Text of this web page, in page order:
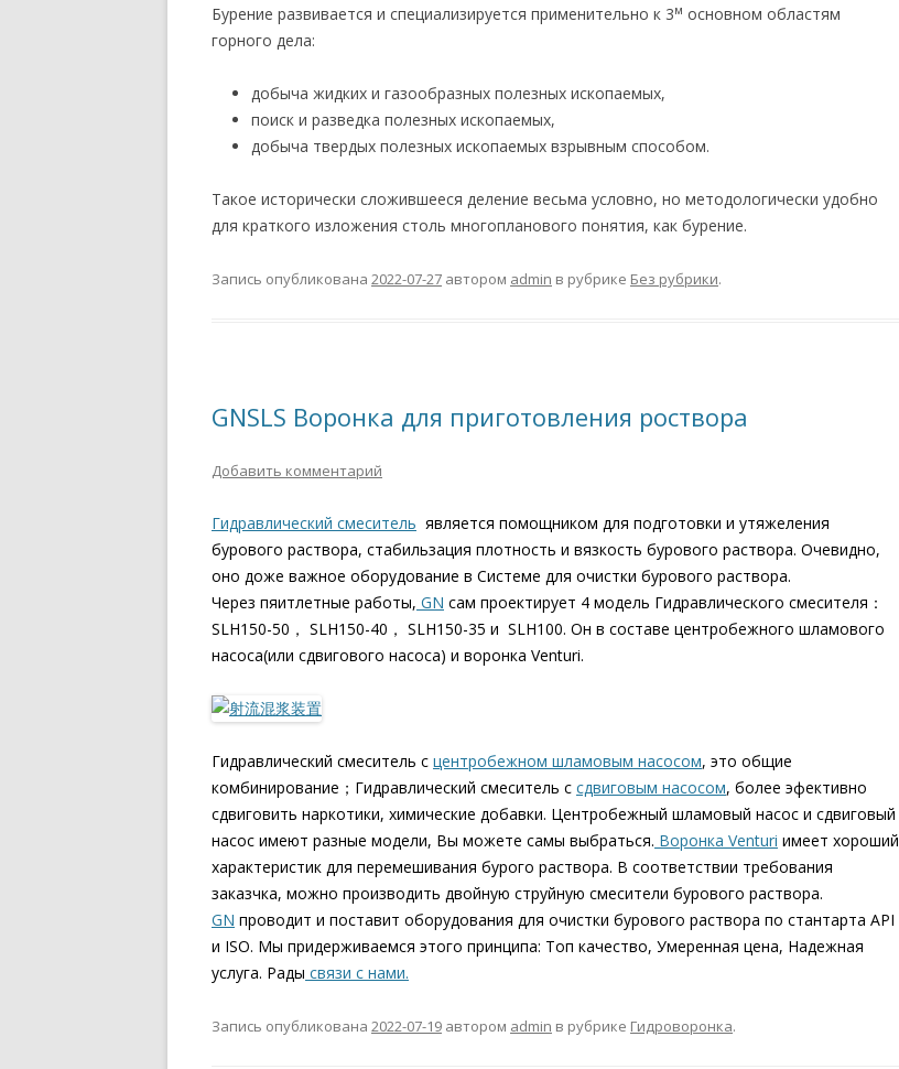
Бурение развивается и специализируется применительно к 3м основном областям
горного дела:
добыча жидких и газообразных полезных ископаемых,
поиск и разведка полезных ископаемых,
добыча твердых полезных ископаемых взрывным способом.
Такое исторически сложившееся деление весьма условно, но методологически удобно
для краткого изложения столь многопланового понятия, как бурение.
Запись опубликована 2022-07-27 автором admin в рубрике Без рубрики.
GNSLS Воронка для приготовления роствора
Добавить комментарий
Гидравлический смеситель является помощником для подготовки и утяжеления
бурового раствора, стабильзация плотность и вязкость бурового раствора. Очевидно,
оно доже важное оборудование в Системе для очистки бурового раствора.
Через пяитлетные работы, GN сам проектирует 4 модель Гидравлического смесителя：
SLH150-50， SLH150-40， SLH150-35 и SLH100. Он в составе центробежного шламового
насоса(или сдвигового насоса) и воронка Venturi.
Гидравлический смеситель с центробежном шламовым насосом, это общие
комбинирование；Гидравлический смеситель с сдвиговым насосом, более эфективно
сдвиговить наркотики, химические добавки. Центробежный шламовый насос и сдвиговый
насос имеют разные модели, Вы можете самы выбраться. Воронка Venturi имеет хороший
характеристик для перемешивания бурого раствора. В соответствии требования
заказчка, можно производить двойную струйную смесители бурового раствора.
GN проводит и поставит оборудования для очистки бурового раствора по стантарта API
и ISO. Мы придерживаемся этого принципа: Топ качество, Умеренная цена, Надежная
услуга. Рады связи с нами.
Запись опубликована 2022-07-19 автором admin в рубрике Гидроворонка.